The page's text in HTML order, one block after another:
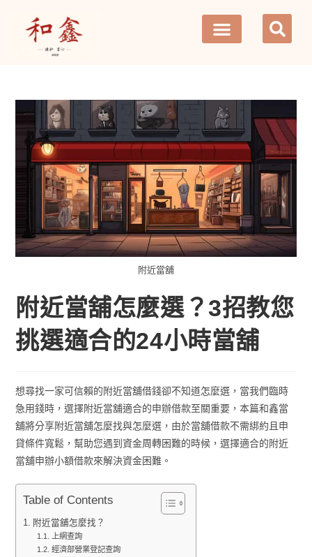
附近當舖
附近當舖怎麼選？3招教您
挑選適合的24小時當舖
想尋找一家可信賴的附近當舖借錢卻不知道怎麼選，當我們臨時
急用錢時，選擇附近當舖適合的申辦借款至關重要，本篇和鑫當
舖將分享附近當舖怎麼找與怎麼選，由於當舖借款不需綁約且申
貸條件寬鬆，幫助您遇到資金周轉困難的時候，選擇適合的附近
當舖申辦小額借款來解決資金困難。
Table of Contents
附近當舖怎麼找？
上網查詢
經濟部營業登記查詢